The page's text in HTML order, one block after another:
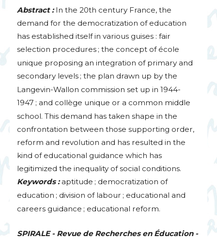
Abstract : In the 20th century France, the
demand for the democratization of education
has established itself in various guises : fair
selection procedures ; the concept of école
unique proposing an integration of primary and
secondary levels ; the plan drawn up by the
Langevin-Wallon commission set up in 1944-
1947 ; and collège unique or a common middle
school. This demand has taken shape in the
confrontation between those supporting order,
reform and revolution and has resulted in the
kind of educational guidance which has
legitimized the inequality of social conditions.
Keywords : aptitude ; democratization of
education ; division of labour ; educational and
careers guidance ; educational reform.
SPIRALE- Revue de Recherches en Éducation -